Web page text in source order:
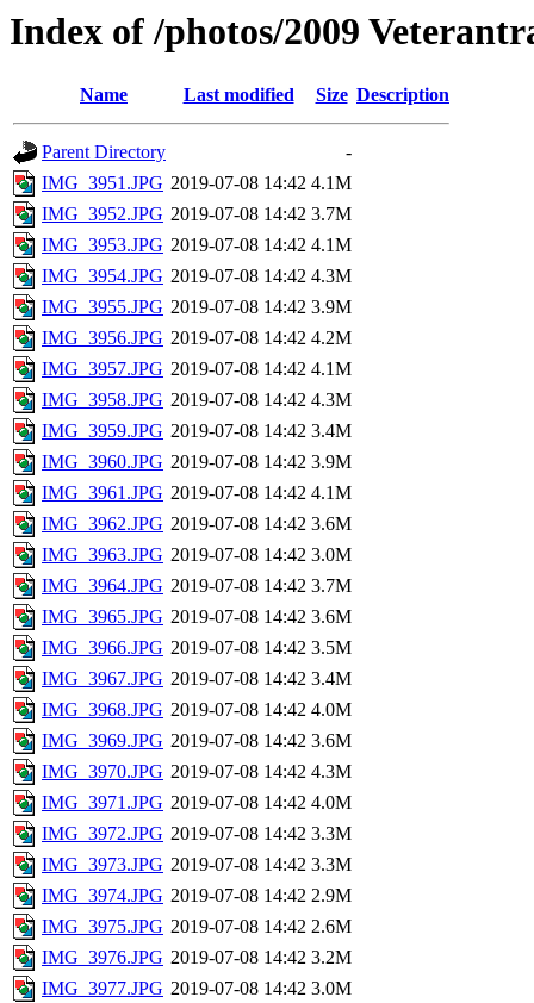
Index of /photos/2009
Name Last modified Size Description
Parent Directory
-
IMG_3951.JPG 2019-07-08 14:42 4.1M
IMG_3952.JPG 2019-07-08 14:42 3.7M
IMG_3953.JPG 2019-07-08 14:42 4.1M
IMG_3954.JPG 2019-07-08 14:42 4.3M
IMG_3955.JPG 2019-07-08 14:42 3.9M
IMG_3956.JPG 2019-07-08 14:42 4.2M
IMG_3957.JPG 2019-07-08 14:42 4.1M
IMG_3958.JPG 2019-07-08 14:42 4.3M
IMG_3959.JPG 2019-07-08 14:42 3.4M
IMG_3960.JPG 2019-07-08 14:42 3.9M
IMG_3961.JPG 2019-07-08 14:42 4.1M
IMG_3962.JPG 2019-07-08 14:42 3.6M
IMG_3963.JPG 2019-07-08 14:42 3.0M
IMG_3964.JPG 2019-07-08 14:42 3.7M
IMG_3965.JPG 2019-07-08 14:42 3.6M
IMG_3966.JPG 2019-07-08 14:42 3.5M
IMG_3967.JPG 2019-07-08 14:42 3.4M
IMG_3968.JPG 2019-07-08 14:42 4.0M
IMG_3969.JPG 2019-07-08 14:42 3.6M
IMG_3970.JPG 2019-07-08 14:42 4.3M
IMG_3971.JPG 2019-07-08 14:42 4.0M
IMG_3972.JPG 2019-07-08 14:42 3.3M
IMG_3973.JPG 2019-07-08 14:42 3.3M
IMG_3974.JPG 2019-07-08 14:42 2.9M
IMG_3975.JPG 2019-07-08 14:42 2.6M
IMG_3976.JPG 2019-07-08 14:42 3.2M
IMG_3977.JPG 2019-07-08 14:42 3.0M